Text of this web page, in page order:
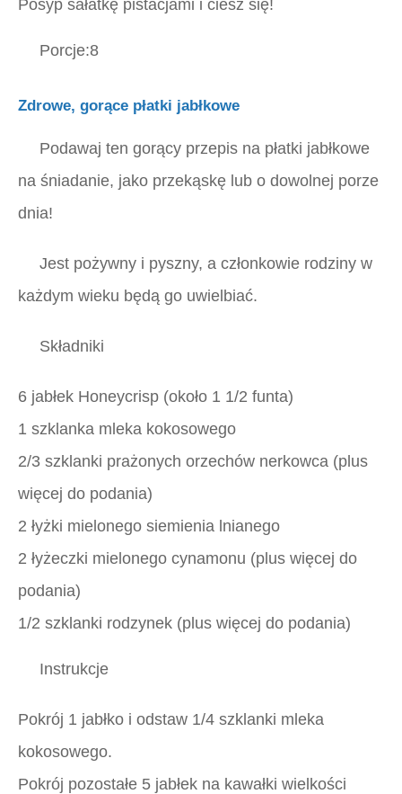
Posyp sałatkę pistacjami i ciesz się!
Porcje:8
Zdrowe, gorące płatki jabłkowe
Podawaj ten gorący przepis na płatki jabłkowe
na śniadanie, jako przekąskę lub o dowolnej porze
dnia!
Jest pożywny i pyszny, a członkowie rodziny w
każdym wieku będą go uwielbiać.
Składniki
6 jabłek Honeycrisp (około 1 1/2 funta)
1 szklanka mleka kokosowego
2/3 szklanki prażonych orzechów nerkowca (plus
więcej do podania)
2 łyżki mielonego siemienia lnianego
2 łyżeczki mielonego cynamonu (plus więcej do
podania)
1/2 szklanki rodzynek (plus więcej do podania)
Instrukcje
Pokrój 1 jabłko i odstaw 1/4 szklanki mleka
kokosowego.
Pokrój pozostałe 5 jabłek na kawałki wielkości